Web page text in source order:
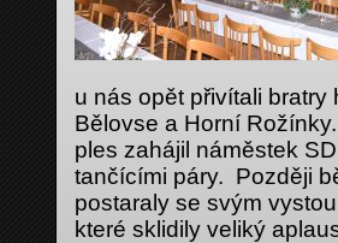
u nás opět přivítali
Bělovse a Horní
ples zahájil náměstek
tančícími páry. Později
postaraly se svým
které sklidily veliký